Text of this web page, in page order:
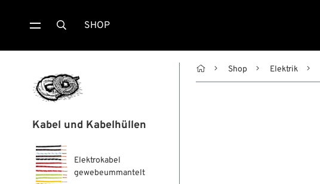
 SHOP
Kabel und Kabelhüllen
Elektrokabel
gewebeummantelt
 Shop Elektrik